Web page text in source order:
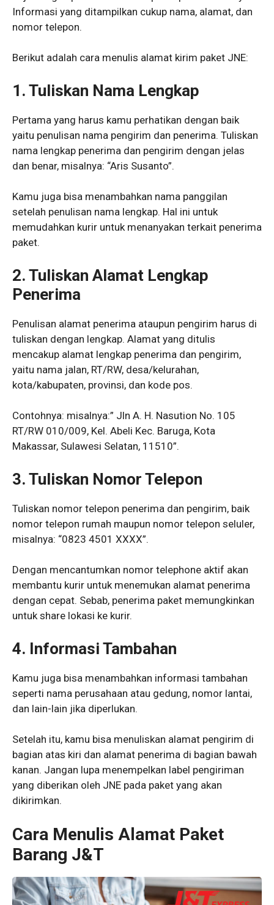
Informasi yang ditampilkan cukup nama, alamat, dan
nomor telepon.
Berikut adalah cara menulis alamat kirim paket JNE:
1. Tuliskan Nama Lengkap
Pertama yang harus kamu perhatikan dengan baik
yaitu penulisan nama pengirim dan penerima. Tuliskan
nama lengkap penerima dan pengirim dengan jelas
dan benar, misalnya: “Aris Susanto”.
Kamu juga bisa menambahkan nama panggilan
setelah penulisan nama lengkap. Hal ini untuk
memudahkan kurir untuk menanyakan terkait penerima
paket.
2. Tuliskan Alamat Lengkap
Penerima
Penulisan alamat penerima ataupun pengirim harus di
tuliskan dengan lengkap. Alamat yang ditulis
mencakup alamat lengkap penerima dan pengirim,
yaitu nama jalan, RT/RW, desa/kelurahan,
kota/kabupaten, provinsi, dan kode pos.
Contohnya: misalnya:” Jln A. H. Nasution No. 105
RT/RW 010/009, Kel. Abeli Kec. Baruga, Kota
Makassar, Sulawesi Selatan, 11510”.
3. Tuliskan Nomor Telepon
Tuliskan nomor telepon penerima dan pengirim, baik
nomor telepon rumah maupun nomor telepon seluler,
misalnya: “0823 4501 XXXX”.
Dengan mencantumkan nomor telephone aktif akan
membantu kurir untuk menemukan alamat penerima
dengan cepat. Sebab, penerima paket memungkinkan
untuk share lokasi ke kurir.
4. Informasi Tambahan
Kamu juga bisa menambahkan informasi tambahan
seperti nama perusahaan atau gedung, nomor lantai,
dan lain-lain jika diperlukan.
Setelah itu, kamu bisa menuliskan alamat pengirim di
bagian atas kiri dan alamat penerima di bagian bawah
kanan. Jangan lupa menempelkan label pengiriman
yang diberikan oleh JNE pada paket yang akan
dikirimkan.
Cara Menulis Alamat Paket
Barang J&T